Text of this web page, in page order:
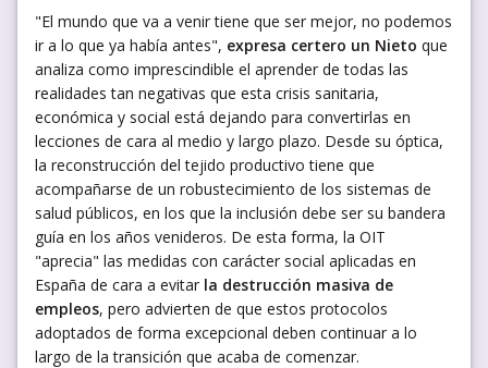
"El mundo que va a venir tiene que ser mejor, no podemos
ir a lo que ya había antes", expresa certero un Nieto que
analiza como imprescindible el aprender de todas las
realidades tan negativas que esta crisis sanitaria,
económica y social está dejando para convertirlas en
lecciones de cara al medio y largo plazo. Desde su óptica,
la reconstrucción del tejido productivo tiene que
acompañarse de un robustecimiento de los sistemas de
salud públicos, en los que la inclusión debe ser su bandera
guía en los años venideros. De esta forma, la OIT
"aprecia" las medidas con carácter social aplicadas en
España de cara a evitar la destrucción masiva de
empleos, pero advierten de que estos protocolos
adoptados de forma excepcional deben continuar a lo
largo de la transición que acaba de comenzar.